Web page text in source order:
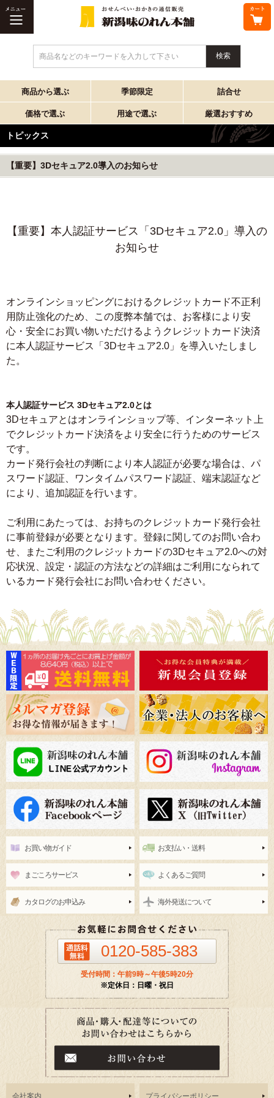
商品名などのキーワードを入力して下さい
商品から選ぶ 季節限定 詰合せ
価格で選ぶ 用途で選ぶ 厳選おすすめ
トピックス
【重要】3Dセキュア2.0導入のお知らせ
【重要】本人認証サービス「3Dセキュア2.0」導入の
お知らせ
オンラインショッピングにおけるクレジットカード不正利
用防止強化のため、この度弊本舗では、お客様により安
心・安全にお買い物いただけるようクレジットカード決済
に本人認証サービス「3Dセキュア2.0」を導入いたしまし
た。
本人認証サービス 3Dセキュア2.0とは
3Dセキュアとはオンラインショップ等、インターネット上
でクレジットカード決済をより安全に行うためのサービス
です。
カード発行会社の判断により本人認証が必要な場合は、パ
スワード認証、ワンタイムパスワード認証、端末認証など
により、追加認証を行います。
ご利用にあたっては、お持ちのクレジットカード発行会社
に事前登録が必要となります。登録に関してのお問い合わ
せ、またご利用のクレジットカードの3Dセキュア2.0への対
応状況、設定・認証の方法などの詳細はご利用になられて
いるカード発行会社にお問い合わせください。
お買い物ガイド お支払い・送料
まごころサービス よくあるご質問
カタログのお申込み 海外発送について
0120-585-383
受付時間：午前9時～午後5時20分
※定休日：日曜・祝日
会社案内 プライバシーポリシー